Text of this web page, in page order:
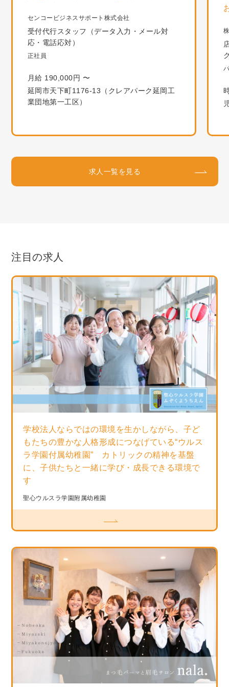
センコービジネスサポート株式会社
受付代行スタッフ（データ入力・メール対
応・電話応対）
正社員
月給 190,000円 〜
延岡市天下町1176-13（クレアパーク延岡工
業団地第一工区）
求人一覧を見る
注目の求人
学校法人ならではの環境を生かしながら、子ど
もたちの豊かな人格形成につなげている“ウルス
ラ学園付属幼稚園” カトリックの精神を基盤
に、子供たちと一緒に学び・成長できる環境で
す
聖心ウルスラ学園附属幼稚園